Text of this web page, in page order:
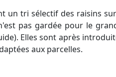
un tri sélectif des raisins
pas gardée pour le
Elles sont après
aux parcelles.